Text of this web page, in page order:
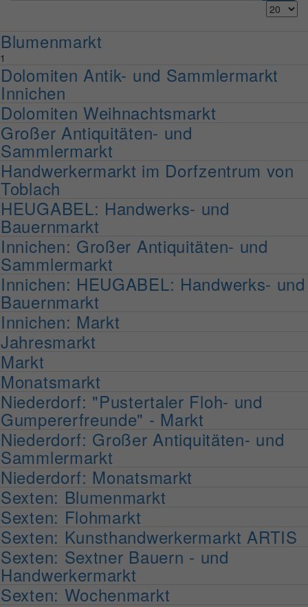
Anzeige
#
Blumenmarkt
1
Dolomiten Antik- und Sammlermarkt
Innichen
Dolomiten Weihnachtsmarkt
Großer Antiquitäten- und
Sammlermarkt
Handwerkermarkt im Dorfzentrum von
Toblach
HEUGABEL: Handwerks- und
Bauernmarkt
Innichen: Großer Antiquitäten- und
Sammlermarkt
Innichen: HEUGABEL: Handwerks- und
Bauernmarkt
Innichen: Markt
Jahresmarkt
Markt
Monatsmarkt
Niederdorf: "Pustertaler Floh- und
Gumpererfreunde" - Markt
Niederdorf: Großer Antiquitäten- und
Sammlermarkt
Niederdorf: Monatsmarkt
Sexten: Blumenmarkt
Sexten: Flohmarkt
Sexten: Kunsthandwerkermarkt ARTIS
Sexten: Sextner Bauern - und
Handwerkermarkt
Sexten: Wochenmarkt